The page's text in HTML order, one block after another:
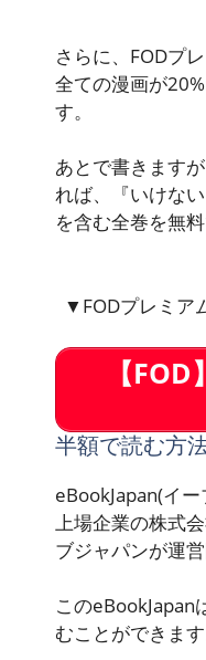
さらに、FODプ
全ての漫画が
す。
あとで書きます
れば、『いけな
を含む全巻を無
▼FODプレミア
【
半額で読む方
eBookJapan(イ
上場企業の株式
ブジャパンが運
このeBookJapan
むことができます